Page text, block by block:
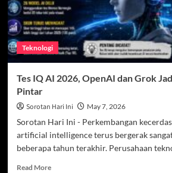
Teknologi
Tes IQ AI 2026, OpenAI dan Grok
Pintar
Sorotan Hari Ini May 7, 2026
Sorotan Hari Ini - Perkembangan
artificial intelligence terus bergerak
beberapa tahun terakhir. Perusahaan
Read MoreRead